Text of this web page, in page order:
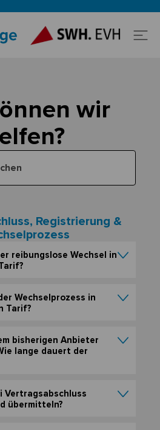
wir
Registrierung &
reibungslose Wechsel in
Wechselprozess in
Tarif?
bisherigen Anbieter
lange dauert der
Vertragsabschluss
übermitteln?